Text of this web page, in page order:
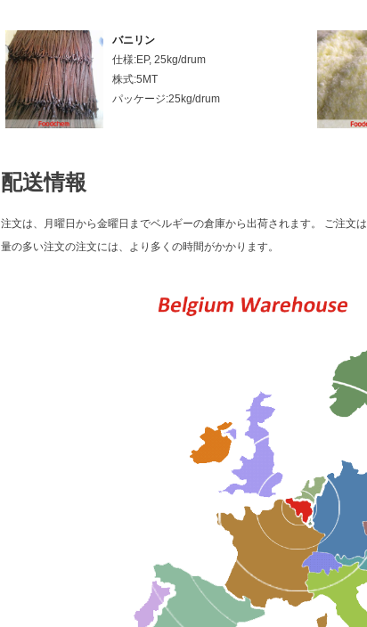
バニリン
仕様:EP, 25kg/drum
株式:5MT
パッケージ:25kg/drum
配送情報
注文は、月曜日から金曜日までベルギーの倉庫から出荷されます。 ご注文
量の多い注文の注文には、より多くの時間がかかります。